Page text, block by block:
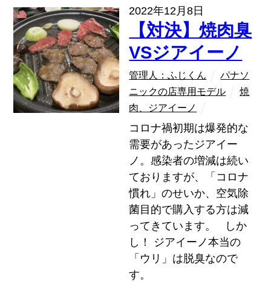
2022年12月8日
【対決】焼肉臭
VSジアイーノ
管理人：ふじくん
パナソ
ニックの店専用モデル
焼
肉、ジアイーノ
コロナ禍初期は爆発的な
需要があったジアイー
ノ。感染者の増減は続い
ておりますが、「コロナ
慣れ」のせいか、空気除
菌目的で購入する方は減
ってきています。 しか
し！ ジアイーノ本当の
「ウリ」は脱臭なので
す。